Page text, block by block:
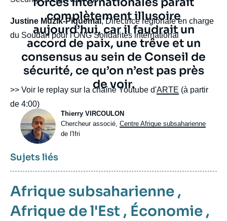
Justine Muzik-Piquemal, Directrice régionale en charge
du Soudan pour l'ONG Solidarités international
complètement illusoire
aujourd’hui, car il faudrait un
accord de paix, une trêve et un
consensus au sein de Conseil de
sécurité, ce qu’on n’est pas près
de voir.
Photo
Thierry VIRCOULON
Intitulé
du
Chercheur associé,Centre Afrique subsaharienne
de l'Ifri
body
>> Voir le replay sur la chaîne Youtube d'ARTE (à partir
de 4:00)
Sujets liés
Afrique subsaharienne ,
Afrique de l'Est , Économie ,